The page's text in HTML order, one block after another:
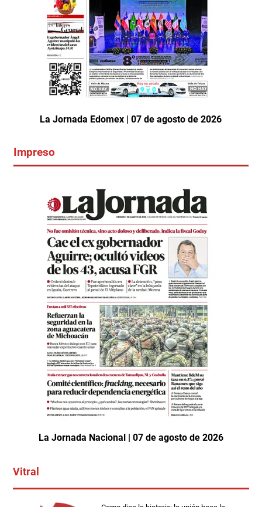
La Jornada Edomex | 07 de agosto de 2026
Impreso
La Jornada Nacional | 07 de agosto de 2026
Vitral